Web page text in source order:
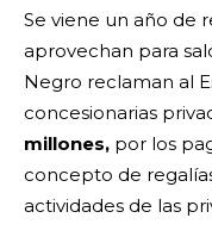
Se viene un año de
aprovechan para
Negro reclaman al
concesionarias
millones, por los
concepto de
actividades de las